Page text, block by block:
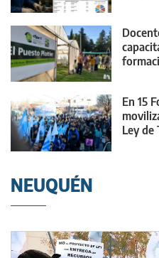
En 15
Ley de
NEUQUÉN